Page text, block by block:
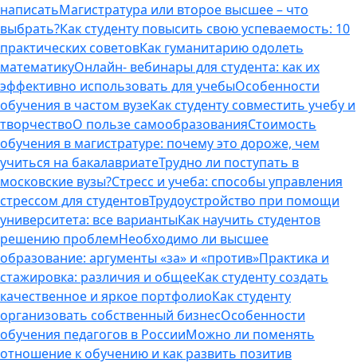
написатьМагистратура или второе высшее – что
выбрать?Как студенту повысить свою успеваемость: 10
практических советовКак гуманитарию одолеть
математикуОнлайн- вебинары для студента: как их
эффективно использовать для учебыОсобенности
обучения в частом вузеКак студенту совместить учебу и
творчествоО пользе самообразованияСтоимость
обучения в магистратуре: почему это дороже, чем
учиться на бакалавриатеТрудно ли поступать в
московские вузы?Стресс и учеба: способы управления
стрессом для студентовТрудоустройство при помощи
университета: все вариантыКак научить студентов
решению проблемНеобходимо ли высшее
образование: аргументы «за» и «против»Практика и
стажировка: различия и общееКак студенту создать
качественное и яркое портфолиоКак студенту
организовать собственный бизнесОсобенности
обучения педагогов в РоссииМожно ли поменять
отношение к обучению и как развить позитив